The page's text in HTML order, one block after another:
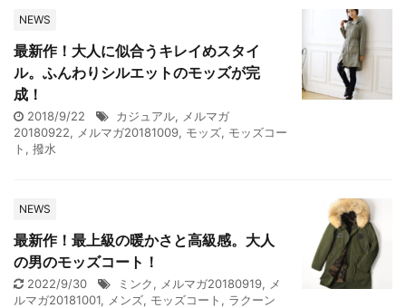
NEWS
最新作！大人に似合うキレイめスタイ
ル。ふんわりシルエットのモッズが完
成！
2018/9/22 カジュアル, メルマガ
20180922, メルマガ20181009, モッズ, モッズコー
ト , 撥水
NEWS
最新作！最上級の暖かさと高級感。大人
の男のモッズコート！
2022/9/30 ミンク, メルマガ20180919, メ
ルマガ20181001, メンズ, モッズコート , ラクーン